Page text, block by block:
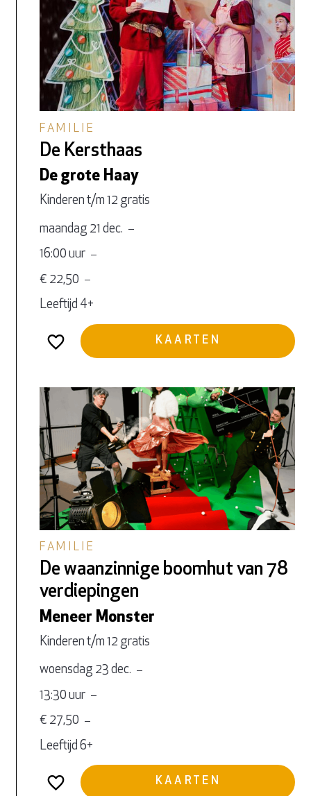
FAMILIE
De Kersthaas
De grote Haay
Kinderen t/m 12 gratis
maandag 21 dec.
16:00 uur
€ 22,50
Leeftijd 4+
KAARTEN
FAMILIE
De waanzinnige boomhut van 78
verdiepingen
Meneer Monster
Kinderen t/m 12 gratis
woensdag 23 dec.
13:30 uur
€ 27,50
Leeftijd 6+
KAARTEN